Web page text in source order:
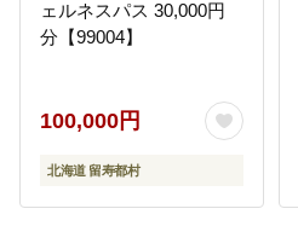
ェルネスパス 30,000円
分【99004】
100,000円
北海道 留寿都村